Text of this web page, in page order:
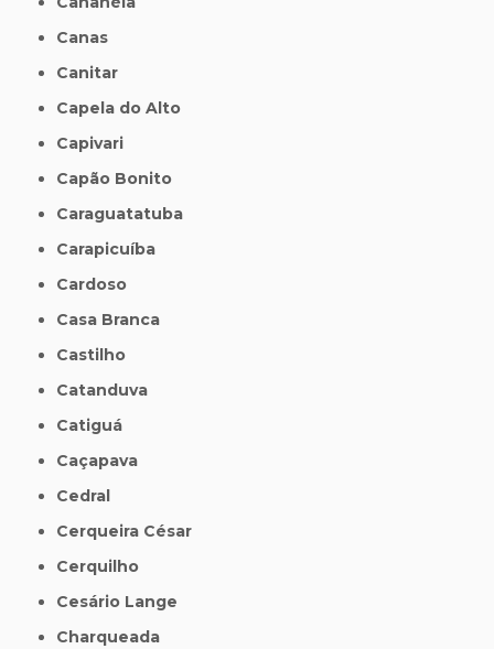
Canas
Canitar
Capela do Alto
Capivari
Capão Bonito
Caraguatatuba
Carapicuíba
Cardoso
Casa Branca
Castilho
Catanduva
Catiguá
Caçapava
Cedral
Cerqueira César
Cerquilho
Cesário Lange
Charqueada